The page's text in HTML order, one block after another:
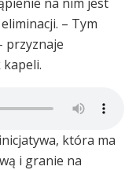
– Tym
przyznaje
która ma
i granie na